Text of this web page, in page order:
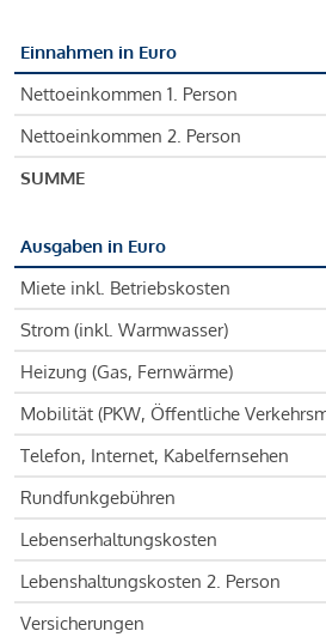
Einnahmen in Euro
Nettoeinkommen 1. Person
Nettoeinkommen 2. Person
SUMME
Ausgaben in Euro
Miete inkl. Betriebskosten
Strom (inkl. Warmwasser)
Heizung (Gas, Fernwärme)
Mobilität (PKW, Öffentliche
Telefon, Internet, Kabelfernsehen
Rundfunkgebühren
Lebenserhaltungskosten
Lebenshaltungskosten 2. Person
Versicherungen